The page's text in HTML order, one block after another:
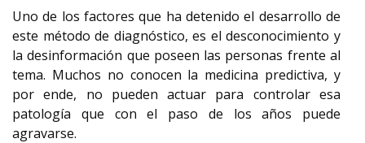
Uno de los factores que ha detenido el desarrollo de
este método de diagnóstico, es el desconocimiento y
la desinformación que poseen las personas frente al
tema. Muchos no conocen la medicina predictiva, y
por ende, no pueden actuar para controlar esa
patología que con el paso de los años puede
agravarse.